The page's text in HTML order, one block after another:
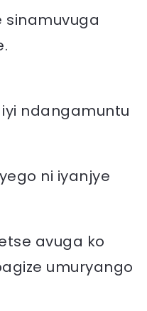
sinamuvuga
ndangamuntu
ni iyanjye
avuga ko
umuryango